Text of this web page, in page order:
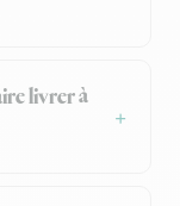
livrer à